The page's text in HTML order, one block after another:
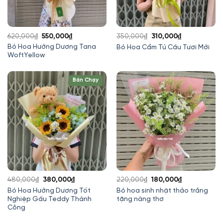
Bó Hoa Hướng Dương Tana
WoftYellow
620,000₫ Giá
gốc
là:
550,000₫Giá
hiện
550,000₫.
Bó Hoa Cẩm Tú Cầu Tươi Mới
350,000₫
Giá
gốc
310,000₫Giá
hiện
310,000₫.
Bán Chạy
Bó Hoa Hướng Dương Tốt
Nghiệp Gấu Teddy Thành
Công
480,000₫
Giá
gốc
là:
380,000₫Giá
hiện
tại
Bó hoa sinh nhật thảo trắng
tặng nàng thơ
220,000₫ Giá
gốc
là:
180,000₫Giá
hiện